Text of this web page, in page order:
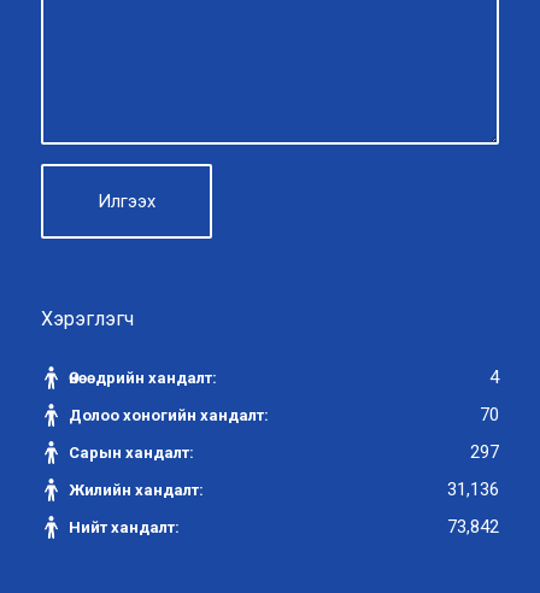
Хэрэглэгч
Өнөөдрийн хандалт: 4
Долоо хоногийн хандалт: 70
Сарын хандалт: 297
Жилийн хандалт: 31,136
Нийт хандалт: 73,842